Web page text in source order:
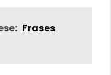
Frases